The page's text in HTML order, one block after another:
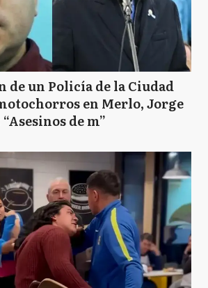
de un Policía de la Ciudad
en Merlo, Jorge
de m”